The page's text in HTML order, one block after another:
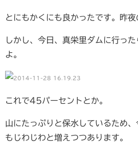
とにもかくにも良かったです。昨夜
しかし、今日、真栄里ダムに行っ
よ。
これで45パーセントとか。
山にたっぷりと保水しているため
もじわじわと増えつつあります。